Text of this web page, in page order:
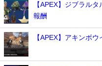
【APEX】ジブラル
報酬
【APEX】アキンボ